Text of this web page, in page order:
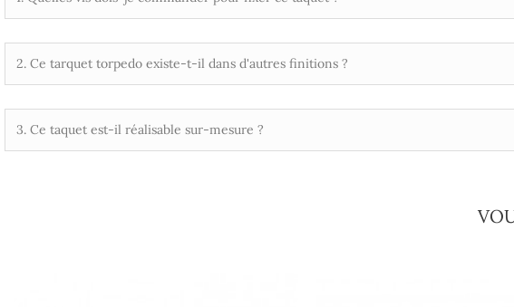
2. Ce tarquet torpedo existe-t-il dans d'autres finitions ?
3. Ce taquet est-il réalisable sur-mesure ?